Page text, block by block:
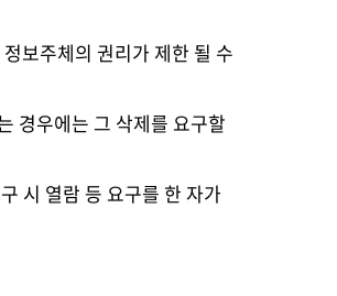
보주체의 권리가 제한 될 수
경우에는 그 삭제를 요구할
시 열람 등 요구를 한 자가